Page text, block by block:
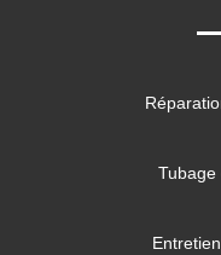
Tubage